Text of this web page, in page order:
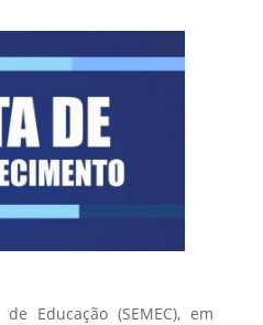
Educação (SEMEC), em